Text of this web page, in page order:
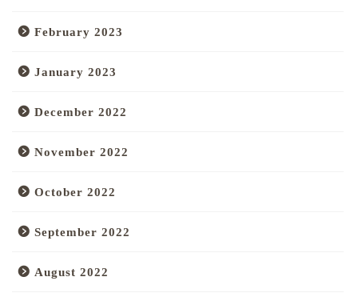
February 2023
January 2023
December 2022
November 2022
October 2022
September 2022
August 2022